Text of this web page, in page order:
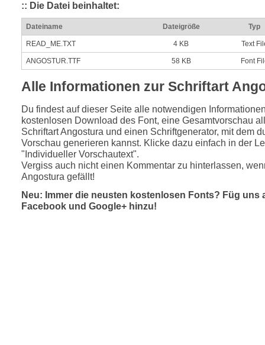
:: Die Datei beinhaltet:
Dateiname Dateigröße Typ
READ_ME.TXT 4 KB Text
ANGOSTUR.TTF 58 KB Font
Alle Informationen zur Schriftart
Du findest auf dieser Seite alle notwendigen
kostenlosen Download des Font, eine Gesamtvorschau
Schriftart Angostura und einen Schriftgenerator, mit dem
Vorschau generieren kannst. Klicke dazu einfach in der
"Individueller Vorschautext".
Vergiss auch nicht einen Kommentar zu hinterlassen,
Angostura gefällt!
Neu: Immer die neusten kostenlosen Fonts? Füg uns
Facebook und Google+ hinzu!